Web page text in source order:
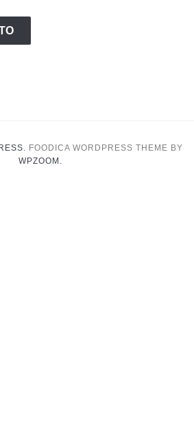
FOODICA WORDPRESS THEME BY
WPZOOM.